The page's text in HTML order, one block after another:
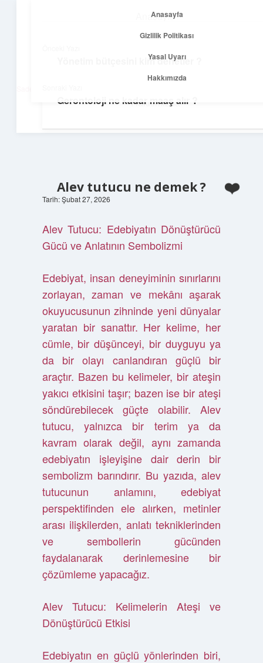
Anasayfa
Yasal Uyarı
Hakkımızda
Net Fikirler Dünyası
Alev tutucu ne demek ?
Tarih: Şubat 27, 2026
Alev Tutucu: Edebiyatın Dönüştürücü
Gücü ve Anlatının Sembolizmi
Edebiyat, insan deneyiminin sınırlarını
zorlayan, zaman ve mekânı aşarak
okuyucusunun zihninde yeni dünyalar
yaratan bir sanattır. Her kelime, her
cümle, bir düşünceyi, bir duyguyu ya
da bir olayı canlandıran güçlü bir
araçtır. Bazen bu kelimeler, bir ateşin
yakıcı etkisini taşır; bazen ise bir ateşi
söndürebilecek güçte olabilir. Alev
tutucu, yalnızca bir terim ya da
kavram olarak değil, aynı zamanda
edebiyatın işleyişine dair derin bir
sembolizm barındırır. Bu yazıda, alev
tutucunun anlamını, edebiyat
perspektifinden ele alırken, metinler
arası ilişkilerden, anlatı tekniklerinden
ve sembollerin gücünden
faydalanarak derinlemesine bir
çözümleme yapacağız.
Alev Tutucu: Kelimelerin Ateşi ve
Dönüştürücü Etkisi
Edebiyatın en güçlü yönlerinden biri,
Yönetim bütçesini kim denetler ?
Gerontoloji ne kadar maaş alır ?
Anasayfa
Gizlilik Politikası
Yasal Uyarı
Hakkımızda